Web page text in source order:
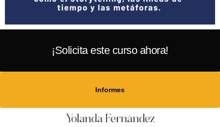
¡Solicita este curso ahora!
Informes